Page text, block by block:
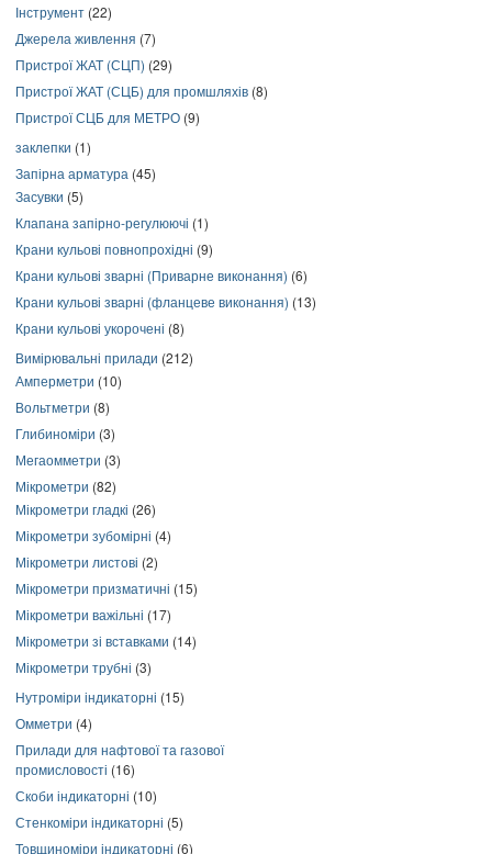
Інструмент (22)
Джерела живлення (7)
Пристрої ЖАТ (СЦП) (29)
Пристрої ЖАТ (СЦБ) для промшляхів (8)
Пристрої СЦБ для МЕТРО (9)
заклепки (1)
Запірна арматура (45)
Засувки (5)
Клапана запірно-регулюючі (1)
Крани кульові повнопрохідні (9)
Крани кульові зварні (Приварне виконання) (6)
Крани кульові зварні (фланцеве виконання) (13)
Крани кульові укорочені (8)
Вимірювальні прилади (212)
Амперметри (10)
Вольтметри (8)
Глибиноміри (3)
Мегаомметри (3)
Мікрометри (82)
Мікрометри гладкі (26)
Мікрометри зубомірні (4)
Мікрометри листові (2)
Мікрометри призматичні (15)
Мікрометри важільні (17)
Мікрометри зі вставками (14)
Мікрометри трубні (3)
Нутроміри індикаторні (15)
Омметри (4)
Прилади для нафтової та газової
промисловості (16)
Скоби індикаторні (10)
Стенкоміри індикаторні (5)
Товщиноміри індикаторні (6)